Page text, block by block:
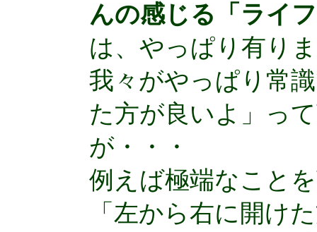
んの感じる「ライ
は、やっぱり有り
我々がやっぱり常
た方が良いよ」っ
が・・・
例えば極端なこと
「左から右に開け